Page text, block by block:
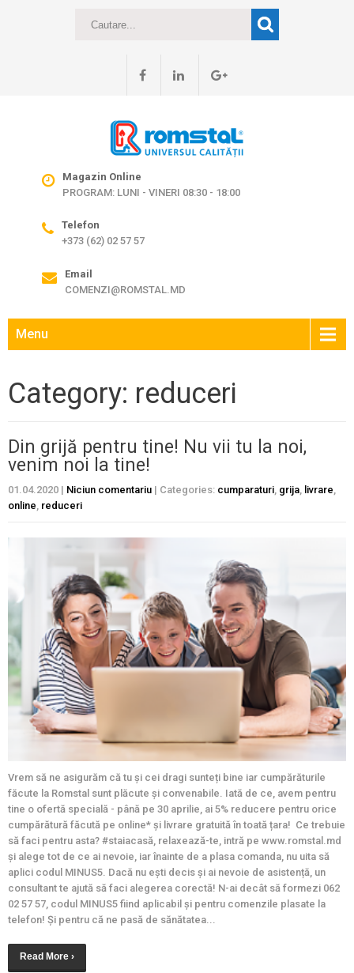
Magazin Online
PROGRAM: LUNI - VINERI 08:30 - 18:00
Telefon
+373 (62) 02 57 57
Email
COMENZI@ROMSTAL.MD
Menu
Category: reduceri
Din grijă pentru tine! Nu vii tu la noi,
venim noi la tine!
01.04.2020 | Niciun comentariu | Categories: cumparaturi, grija, livrare,
online, reduceri
Vrem să ne asigurăm că tu și cei dragi sunteți bine iar cumpărăturile
făcute la Romstal sunt plăcute și convenabile. Iată de ce, avem pentru
tine o ofertă specială - până pe 30 aprilie, ai 5% reducere pentru orice
cumpărătură făcută pe online* și livrare gratuită în toată țara! Ce trebuie
să faci pentru asta? #staiacasă, relaxează-te, intră pe www.romstal.md
și alege tot de ce ai nevoie, iar înainte de a plasa comanda, nu uita să
aplici codul MINUS5. Dacă nu ești decis și ai nevoie de asistență, un
consultant te ajută să faci alegerea corectă! N-ai decât să formezi 062
02 57 57, codul MINUS5 fiind aplicabil și pentru comenzile plasate la
telefon! Și pentru că ne pasă de sănătatea...
Read More ›